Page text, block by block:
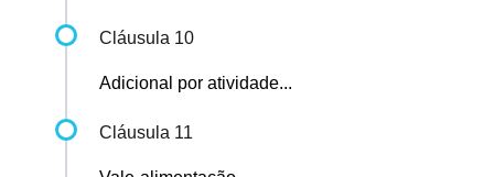
Cláusula 10
Adicional por atividade...
Cláusula 11